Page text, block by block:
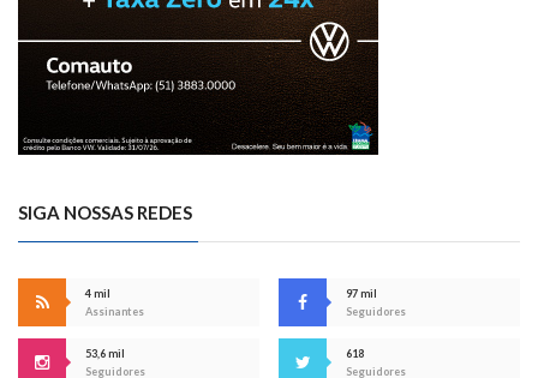
SIGA NOSSAS REDES
4 mil
Assinantes
97 mil
Seguidores
53,6 mil
Seguidores
618
Seguidores